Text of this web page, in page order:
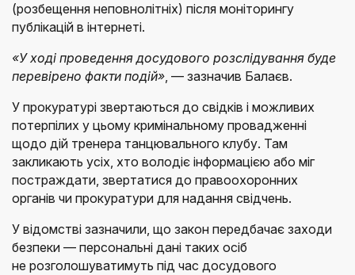
(розбещення неповнолітніх) після моніторингу
публікацій в інтернеті.
«У ході проведення досудового розслідування буде
перевірено факти подій», — зазначив Балаєв.
У прокуратурі звертаються до свідків і можливих
потерпілих у цьому кримінальному провадженні
щодо дій тренера танцювального клубу. Там
закликають усіх, хто володіє інформацією або міг
постраждати, звертатися до правоохоронних
органів чи прокуратури для надання свідчень.
У відомстві зазначили, що закон передбачає заходи
безпеки — персональні дані таких осіб
не розголошуватимуть під час досудового